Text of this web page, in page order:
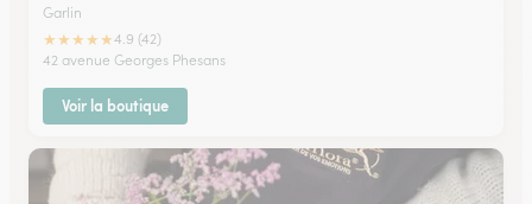
Garlin
★★★★★4.9 (42)
42 avenue Georges Phesans
Voir la boutique